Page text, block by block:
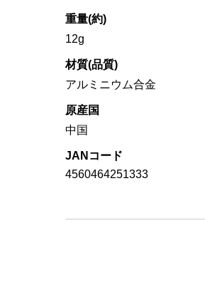
重量(約)
12g
材質(品質)
アルミニウム合金
原産国
中国
JANコード
4560464251333